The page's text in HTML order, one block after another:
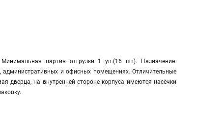
партия отгрузки 1 уп.(16 шт). Назначение:
административных и офисных помещениях. Отличительные
дверца, на внутренней стороне корпуса имеются насечки